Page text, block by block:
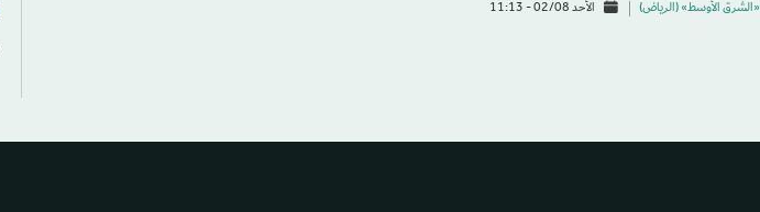
«الشرق الأوسط» (الرياض) الأحد 02/08 - 11:13